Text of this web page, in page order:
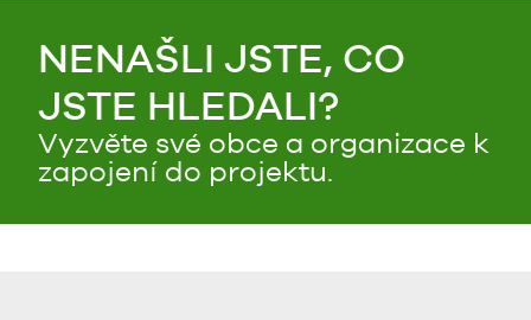
NENAŠLI JSTE, CO
JSTE HLEDALI?
Vyzvěte své obce a organizace k
zapojení do projektu.